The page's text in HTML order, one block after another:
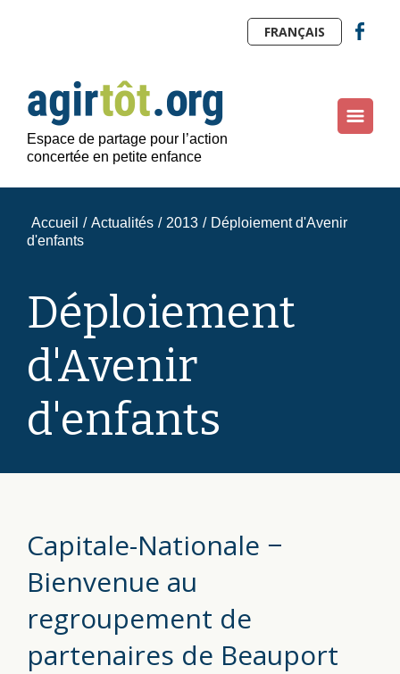
Espace de partage pour l’action
concertée en petite enfance
FRANÇAIS
Accueil / Actualités / 2013 / Déploiement d'Avenir
d'enfants
Déploiement
d'Avenir
d'enfants
Capitale-Nationale −
Bienvenue au
regroupement de
partenaires de Beauport